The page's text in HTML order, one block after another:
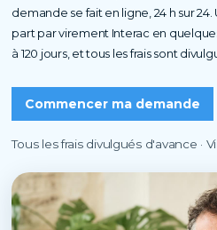
demande se fait en ligne, 24 h sur
part par virement Interac en
à 120 jours, et tous les frais sont
Commencer ma demande
Tous les frais divulgués d'avance ·